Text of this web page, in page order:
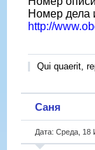
Номер дела
http://
Qui quaerit,
Саня
Дата: Среда, 18